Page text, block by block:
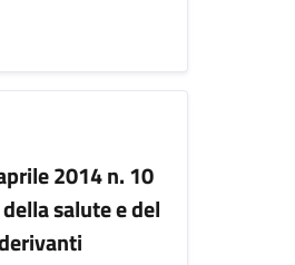
2014 n. 10
salute e del